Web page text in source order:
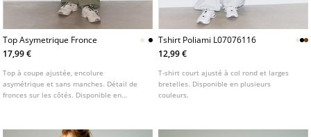
Top Asymetrique Fronce
17,99 €
Top à coupe ajustée, encolure
asymétrique et sans manches. Détail de
fronces sur les côtés. Disponible en
Tshirt Poliami L07076116
12,99 €
T-shirt court ajusté à col rond et larges
bretelles. Disponible en plusieurs
couleurs.